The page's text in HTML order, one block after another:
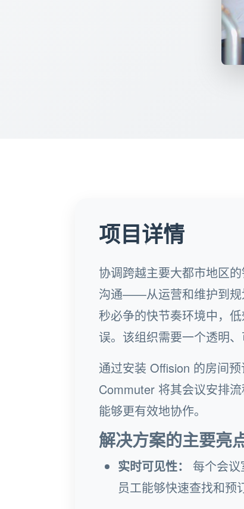
项目详情
协调跨越主要大都市地区
沟通——从运营和维护到规
秒必争的快节奏环境中，
误。该组织需要一个透明
通过安装 Offision 的房间
Commuter 将其会议安排
能够更有效地协作。
解决方案的主要亮
实时可见性：
每个会
员工能够快速查找和预